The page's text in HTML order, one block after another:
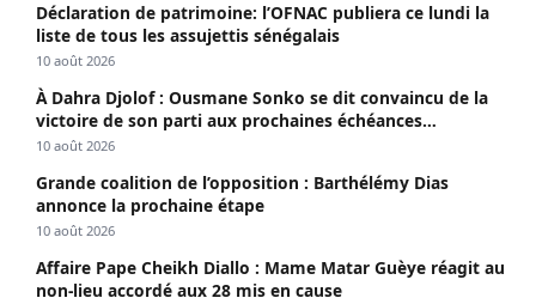
Déclaration de patrimoine: l’OFNAC publiera ce lundi la
liste de tous les assujettis sénégalais
10 août 2026
À Dahra Djolof : Ousmane Sonko se dit convaincu de la
victoire de son parti aux prochaines échéances
électorales.
10 août 2026
Grande coalition de l’opposition : Barthélémy Dias
annonce la prochaine étape
10 août 2026
Affaire Pape Cheikh Diallo : Mame Matar Guèye réagit au
non-lieu accordé aux 28 mis en cause